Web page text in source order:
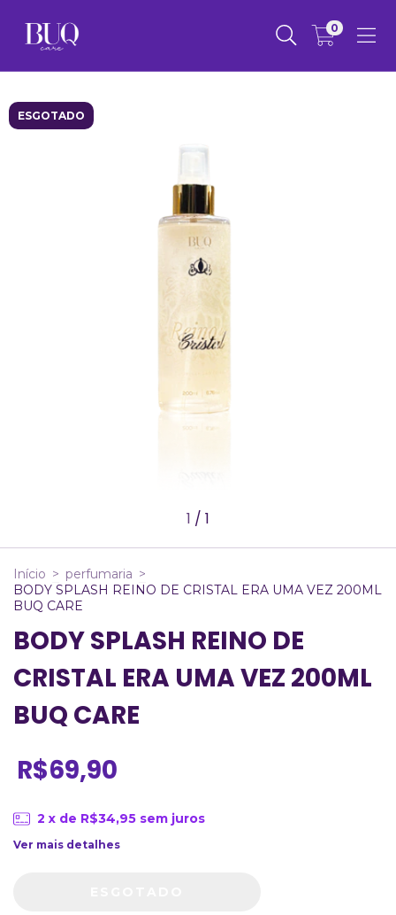
0
ESGOTADO
1 / 1
Início > perfumaria >
BODY SPLASH REINO DE CRISTAL ERA UMA VEZ 200ML
BUQ CARE
BODY SPLASH REINO DE
CRISTAL ERA UMA VEZ 200ML
BUQ CARE
R$69,90
2 x de R$34,95 sem juros
Ver mais detalhes